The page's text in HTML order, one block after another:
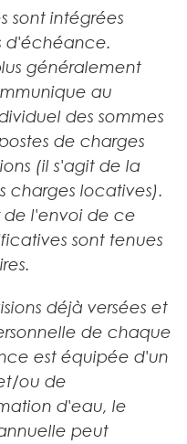
sont intégrées
d'échéance.
généralement
au
des sommes
de charges
(il s'agit de la
charges locatives).
de l'envoi de ce
sont tenues
déjà versées et
de chaque
est équipée d'un
ou de
d'eau, le
peut